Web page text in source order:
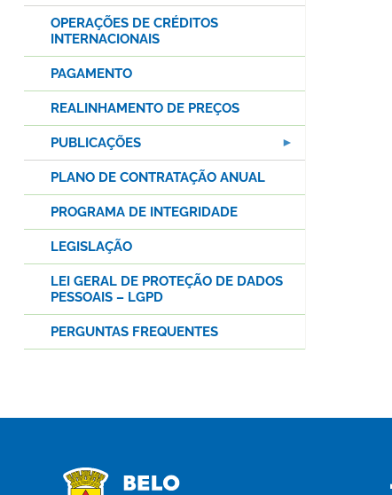
OPERAÇÕES DE CRÉDITOS
INTERNACIONAIS
PAGAMENTO
REALINHAMENTO DE PREÇOS
PUBLICAÇÕES
PLANO DE CONTRATAÇÃO ANUAL
PROGRAMA DE INTEGRIDADE
LEGISLAÇÃO
LEI GERAL DE PROTEÇÃO DE DADOS
PESSOAIS – LGPD
PERGUNTAS FREQUENTES